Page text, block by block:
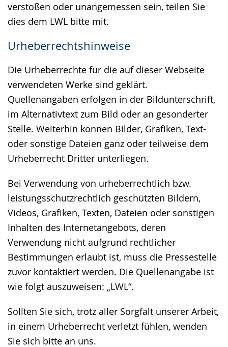
verstoßen oder unangemessen sein, teilen Sie
dies dem LWL bitte mit.
Urheberrechtshinweise
Die Urheberrechte für die auf dieser Webseite
verwendeten Werke sind geklärt.
Quellenangaben erfolgen in der Bildunterschrift,
im Alternativtext zum Bild oder an gesonderter
Stelle. Weiterhin können Bilder, Grafiken, Text-
oder sonstige Dateien ganz oder teilweise dem
Urheberrecht Dritter unterliegen.
Bei Verwendung von urheberrechtlich bzw.
leistungsschutzrechtlich geschützten Bildern,
Videos, Grafiken, Texten, Dateien oder sonstigen
Inhalten des Internetangebots, deren
Verwendung nicht aufgrund rechtlicher
Bestimmungen erlaubt ist, muss die Pressestelle
zuvor kontaktiert werden. Die Quellenangabe ist
wie folgt auszuweisen: „LWL“.
Sollten Sie sich, trotz aller Sorgfalt unserer Arbeit,
in einem Urheberrecht verletzt fühlen, wenden
Sie sich bitte an uns.